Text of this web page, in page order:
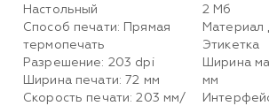
Настольный
Способ печати: Прямая
термопечать
Разрешение: 203 dpi
Ширина печати: 72 мм
Скорость печати: 203 мм/
2 Мб
Материал
Этикетка
Ширина
мм